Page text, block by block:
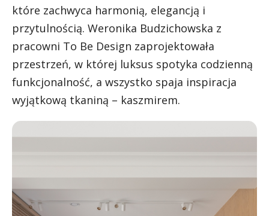
które zachwyca harmonią, elegancją i
przytulnością. Weronika Budzichowska z
pracowni To Be Design zaprojektowała
przestrzeń, w której luksus spotyka codzienną
funkcjonalność, a wszystko spaja inspiracja
wyjątkową tkaniną – kaszmirem.